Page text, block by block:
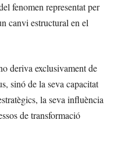
fenomen representat per
canvi estructural en el
deriva exclusivament de
sinó de la seva capacitat
la seva influència
de transformació